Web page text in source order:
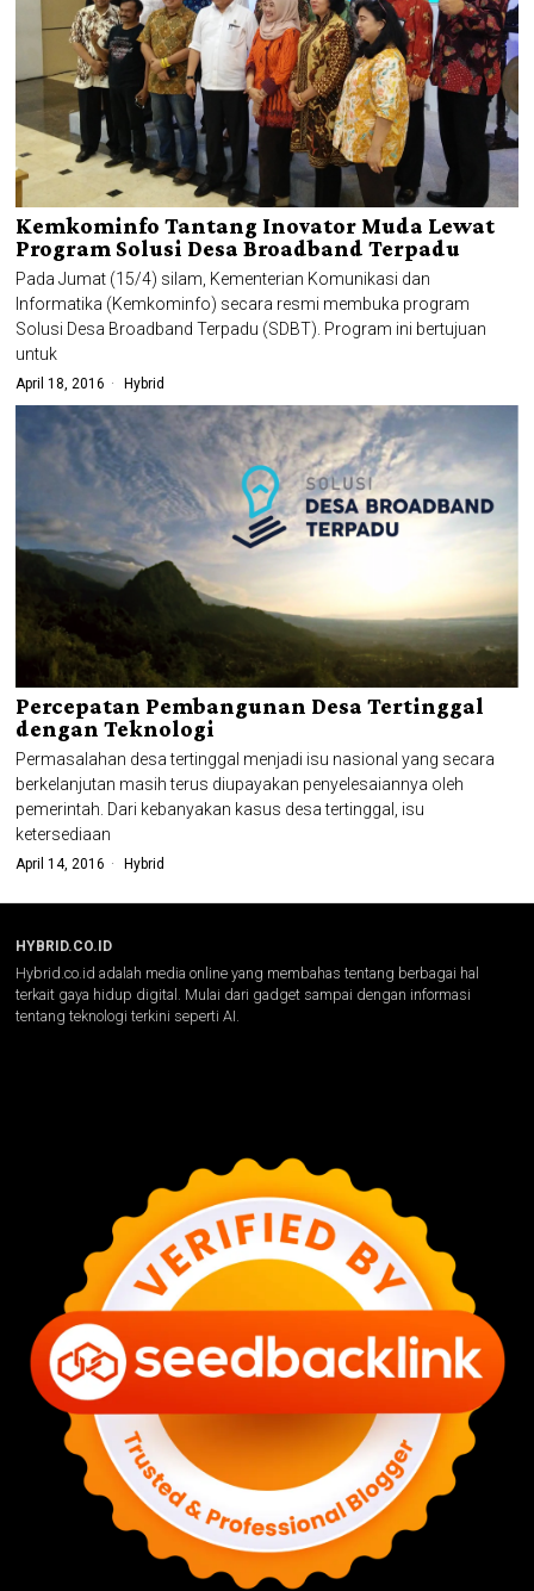
Kemkominfo Tantang Inovator Muda Lewat
Program Solusi Desa Broadband Terpadu
Pada Jumat (15/4) silam, Kementerian Komunikasi dan
Informatika (Kemkominfo) secara resmi membuka program
Solusi Desa Broadband Terpadu (SDBT). Program ini bertujuan
untuk
April 18, 2016 Hybrid
Percepatan Pembangunan Desa Tertinggal
dengan Teknologi
Permasalahan desa tertinggal menjadi isu nasional yang secara
berkelanjutan masih terus diupayakan penyelesaiannya oleh
pemerintah. Dari kebanyakan kasus desa tertinggal, isu
ketersediaan
April 14, 2016 Hybrid
HYBRID.CO.ID
Hybrid.co.id adalah media online yang membahas tentang berbagai hal
terkait gaya hidup digital. Mulai dari gadget sampai dengan informasi
tentang teknologi terkini seperti AI.